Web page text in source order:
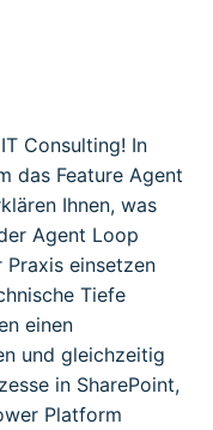
Consulting! In
das Feature Agent
Ihnen, was
Agent Loop
einsetzen
Tiefe
einen
und gleichzeitig
in SharePoint,
Platform